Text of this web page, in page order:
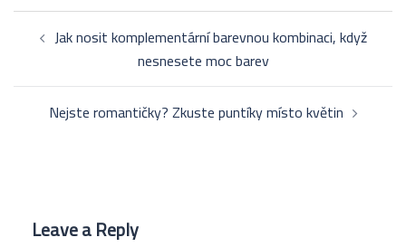
Post
navigation
Jak nosit komplementární barevnou kombinaci, když
nesnesete moc barev
Nejste romantičky? Zkuste puntíky místo květin
Leave a Reply